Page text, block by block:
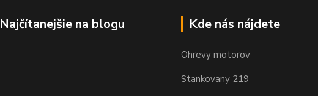
Najčítanejšie na blogu Kde nás nájdete
Ohrevy motorov
Stankovany 219